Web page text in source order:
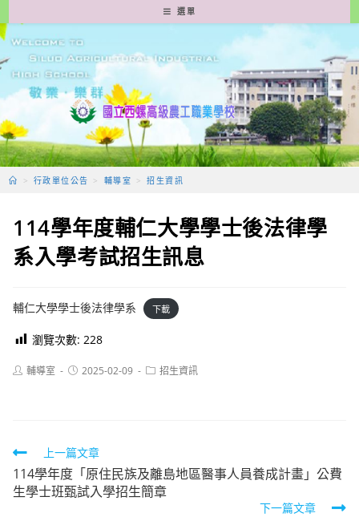
轉
至
要
容
選單
> 行政單位公告 > 輔導室 > 招生資訊
114學年度輔仁大學學士後法律學
系入學考試招生訊息
輔仁大學學士後法律學系 下載
瀏覽次數: 228
Post輔導室
Post2025-02-09
Post招生資訊
Read
more
articles
上一篇文章
114學年度「原住民族及離島地區醫事人員養成計畫」公費
生學士班甄試入學招生簡章
下一篇文章